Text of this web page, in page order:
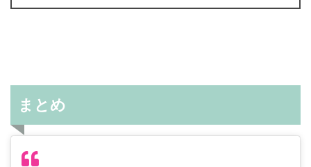
まとめ